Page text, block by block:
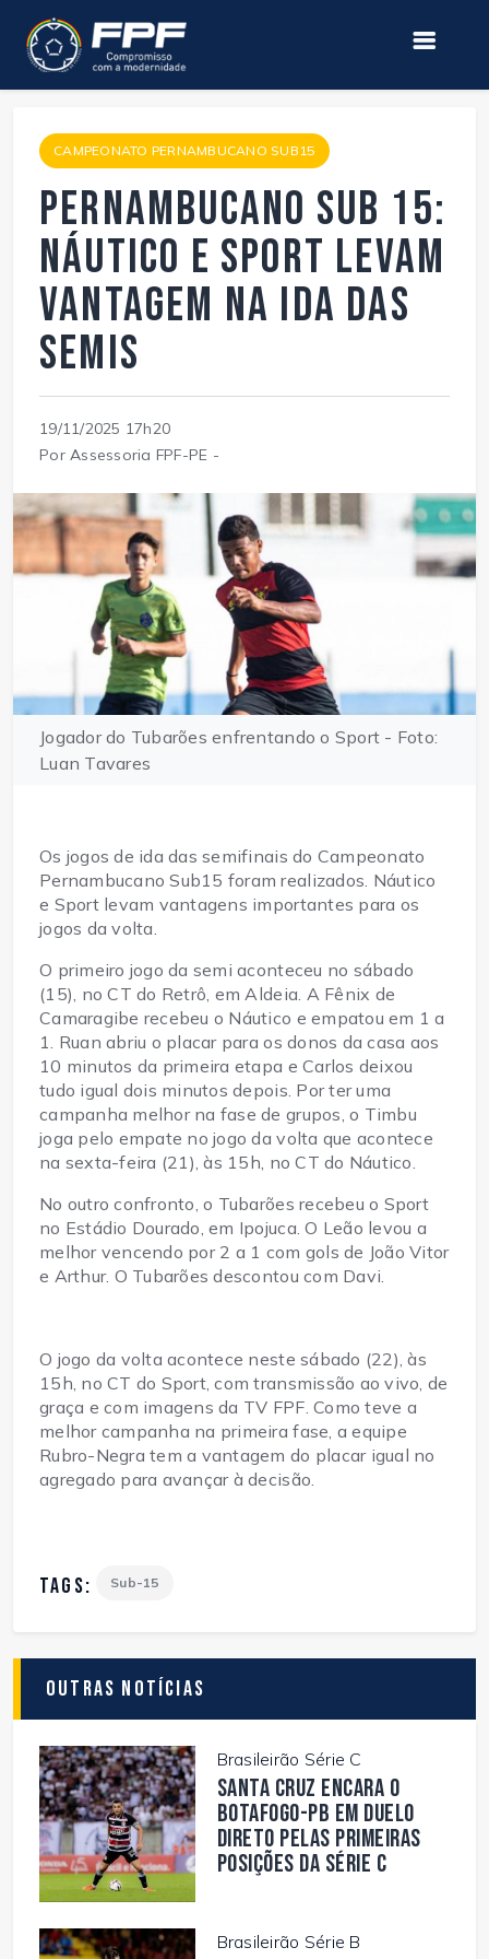
CAMPEONATO PERNAMBUCANO SUB15
Pernambucano Sub 15:
Náutico e Sport levam
vantagem na ida das
semis
19/11/2025 17h20
Por Assessoria FPF-PE -
Jogador do Tubarões enfrentando o Sport - Foto:
Luan Tavares
Os jogos de ida das semifinais do Campeonato
Pernambucano Sub15 foram realizados. Náutico
e Sport levam vantagens importantes para os
jogos da volta.
O primeiro jogo da semi aconteceu no sábado
(15), no CT do Retrô, em Aldeia. A Fênix de
Camaragibe recebeu o Náutico e empatou em 1 a
1. Ruan abriu o placar para os donos da casa aos
10 minutos da primeira etapa e Carlos deixou
tudo igual dois minutos depois. Por ter uma
campanha melhor na fase de grupos, o Timbu
joga pelo empate no jogo da volta que acontece
na sexta-feira (21), às 15h, no CT do Náutico.
No outro confronto, o Tubarões recebeu o Sport
no Estádio Dourado, em Ipojuca. O Leão levou a
melhor vencendo por 2 a 1 com gols de João Vitor
e Arthur. O Tubarões descontou com Davi.
O jogo da volta acontece neste sábado (22), às
15h, no CT do Sport, com transmissão ao vivo, de
graça e com imagens da TV FPF. Como teve a
melhor campanha na primeira fase, a equipe
Rubro-Negra tem a vantagem do placar igual no
agregado para avançar à decisão.
TAGS: Sub-15
Outras Notícias
Brasileirão Série C
Santa Cruz encara o
Botafogo-PB em duelo
direto pelas primeiras
posições da Série C
Brasileirão Série B